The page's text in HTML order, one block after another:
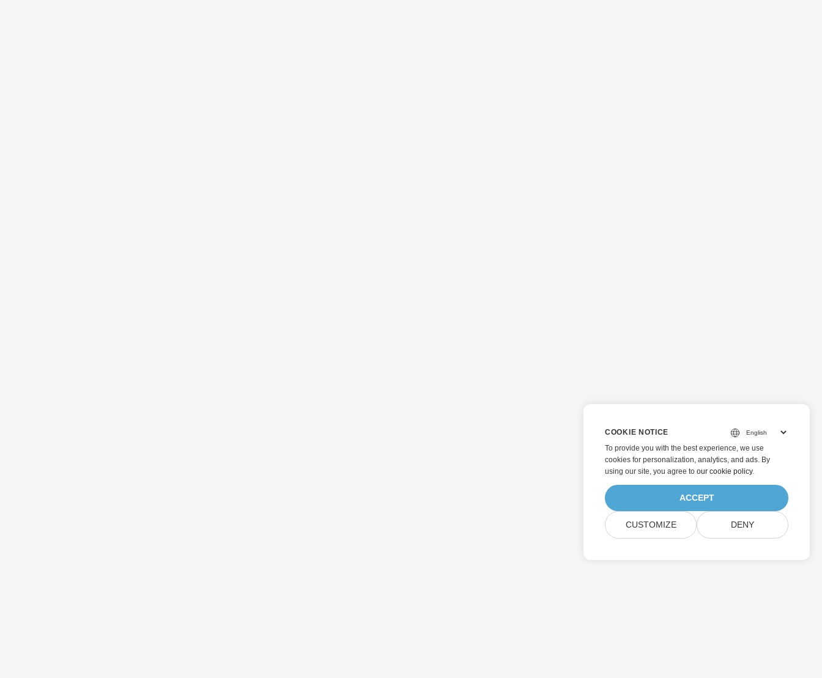
COOKIE NOTICE
To provide you with the best experience, we use
cookies for personalization, analytics, and ads. By
using our site, you agree to our cookie policy.
ACCEPT
CUSTOMIZE DENY